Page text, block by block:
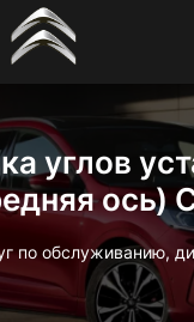
углов
ось)
по обслуживанию,